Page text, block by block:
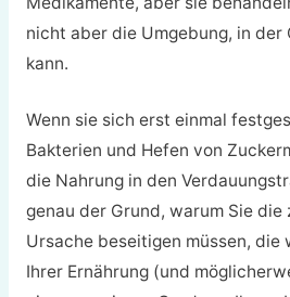
nicht aber die Umgebung, in der
kann.
Wenn sie sich erst einmal
Bakterien und Hefen von
die Nahrung in den
genau der Grund, warum Sie die
Ursache beseitigen müssen, die
Ihrer Ernährung (und